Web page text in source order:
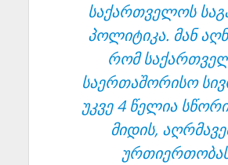
საქართველოს
პოლიტიკა. მან
რომ
საერთაშორისო
უკვე 4 წელია
მიდის,